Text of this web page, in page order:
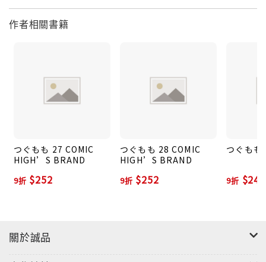
作者相關書籍
つぐもも 27 COMIC
HIGH’S BRAND
9折 $252
つぐもも 28 COMIC
HIGH’S BRAND
9折 $252
つぐもも
9折 $247
關於誠品